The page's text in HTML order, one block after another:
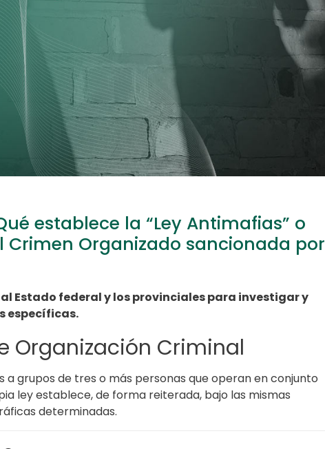
establece la “Ley Antimafias” o
Crimen Organizado sancionada por
Estado federal y los provinciales para investigar y
específicas.
Organización Criminal
a grupos de tres o más personas que operan en conjunto
ley establece, de forma reiterada, bajo las mismas
determinadas.